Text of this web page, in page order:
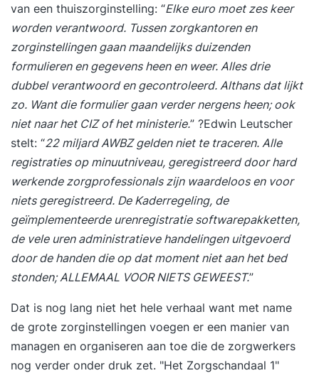
van een thuiszorginstelling: “Elke euro moet zes keer
worden verantwoord. Tussen zorgkantoren en
zorginstellingen gaan maandelijks duizenden
formulieren en gegevens heen en weer. Alles drie
dubbel verantwoord en gecontroleerd. Althans dat lijkt
zo. Want die formulier gaan verder nergens heen; ook
niet naar het CIZ of het ministerie.” ?Edwin Leutscher
stelt: “22 miljard AWBZ gelden niet te traceren. Alle
registraties op minuutniveau, geregistreerd door hard
werkende zorgprofessionals zijn waardeloos en voor
niets geregistreerd. De Kaderregeling, de
geïmplementeerde urenregistratie softwarepakketten,
de vele uren administratieve handelingen uitgevoerd
door de handen die op dat moment niet aan het bed
stonden; ALLEMAAL VOOR NIETS GEWEEST.”
Dat is nog lang niet het hele verhaal want met name
de grote zorginstellingen voegen er een manier van
managen en organiseren aan toe die de zorgwerkers
nog verder onder druk zet. "Het Zorgschandaal 1"